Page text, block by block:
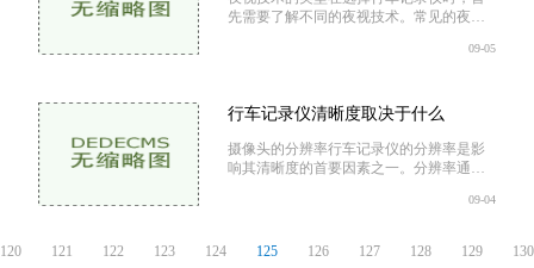
先需要了解不同的夜视技术。常见的夜视
术是通过红外线摄像头捕捉周围环境的热
下效果显著，适合夜间行车
09-05
行车记录仪清晰度取决于什么
摄像头的分辨率行车记录仪的分辨率是影
响其清晰度的首要因素之一。分辨率通常
捕捉上会有所欠缺，尤其是在高速行驶或
09-04
120 121 122 123 124 125 126 127 128 129 130